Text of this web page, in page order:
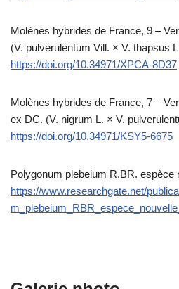
Molènes hybrides de France, 9 –
(V. pulverulentum Vill. × V. thapsus
https://doi.org/10.34971/XPCA-8D37
Molènes hybrides de France, 7 –
ex DC. (V. nigrum L. × V.
https://doi.org/10.34971/KSY5-6675
Polygonum plebeium R.BR. espèce
https://www.researchgate.net/